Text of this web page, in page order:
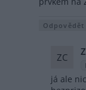
Odpovědět
ZC
já ale